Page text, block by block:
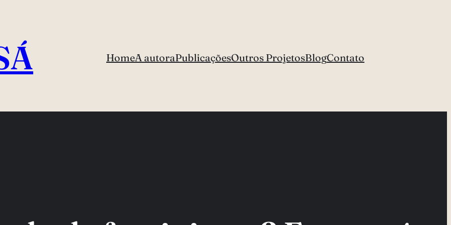
HomeA autoraPublicaçõesOutros ProjetosBlogContato